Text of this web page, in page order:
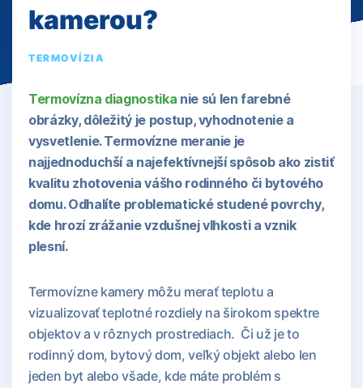
kamerou?
TERMOVÍZIA
Termovízna diagnostika nie sú len farebné
obrázky, dôležitý je postup, vyhodnotenie a
vysvetlenie. Termovízne meranie je
najjednoduchší a najefektívnejší spôsob ako zistiť
kvalitu zhotovenia vášho rodinného či bytového
domu. Odhalíte problematické studené povrchy,
kde hrozí zrážanie vzdušnej vlhkosti a vznik
plesní.
Termovízne kamery môžu merať teplotu a
vizualizovať teplotné rozdiely na širokom spektre
objektov a v rôznych prostrediach. Či už je to
rodinný dom, bytový dom, veľký objekt alebo len
jeden byt alebo všade, kde máte problém s